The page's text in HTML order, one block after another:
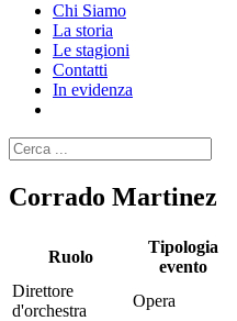
Chi Siamo
La storia
Le stagioni
Contatti
In evidenza
Corrado Martinez
Ruolo
Tipologia
evento
Direttore
d'orchestra
Opera